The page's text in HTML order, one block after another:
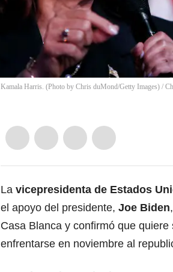
Kamala Harris. (Photo by Chris duMond/Getty Images) /
La vicepresidenta de Estados
el apoyo del presidente, Joe Biden
Casa Blanca y confirmó que
enfrentarse en noviembre al